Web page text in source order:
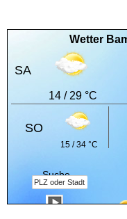
Wetter
SA
14 / 29 °C
SO
15 / 34 °C
Suche